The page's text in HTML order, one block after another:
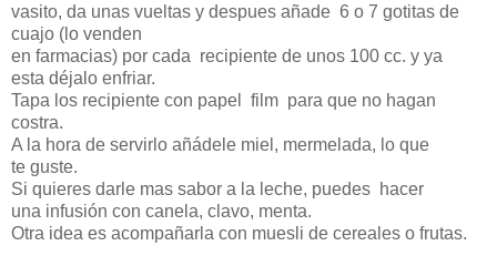
vasito, da unas vueltas y despues añade 6 o 7 gotitas de
cuajo (lo venden
en farmacias) por cada recipiente de unos 100 cc. y ya
esta déjalo enfriar.
Tapa los recipiente con papel film para que no hagan
costra.
A la hora de servirlo añádele miel, mermelada, lo que
te guste.
Si quieres darle mas sabor a la leche, puedes hacer
una infusión con canela, clavo, menta.
Otra idea es acompañarla con muesli de cereales o frutas.